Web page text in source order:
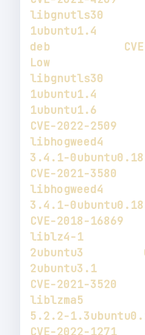
libgnutls30
1ubuntu1.4
deb           CVE-
libgnutls30
1ubuntu1.4
1ubuntu1.6
libhogweed4
3.4.1-
libhogweed4
3.4.1-
liblz4-1
2ubuntu3
2ubuntu3.1
liblzma5
5.2.2-